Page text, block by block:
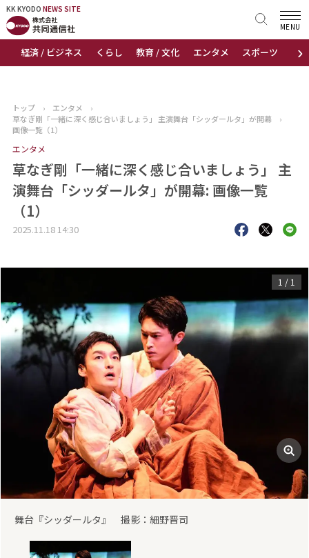
KK KYODO NEWS SITE
›
経済 / ビジネス くらし 教育 / 文化 エンタメ スポーツ 地域
MENU
KK KYODONEWS SITE
トップページ
ニュース
おすすめコンテンツ
出版物
会社概要
トップ › エンタメ
›
草なぎ剛「一緒に深く感じ合いましょう」 主演舞台「シッダールタ」が開幕
›
画像一覧（1）
エンタメ
草なぎ剛「一緒に深く感じ合いましょう」 主
演舞台「シッダールタ」が開幕: 画像一覧
（1）
2025.11.18 14:30
舞台『シッダールタ』 撮影：細野晋司
1 / 1